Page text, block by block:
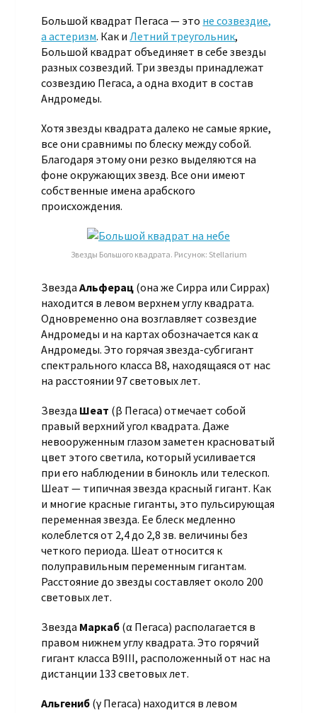
Большой квадрат Пегаса — это не созвездие,
а астеризм. Как иЛетний треугольник,
Большой квадрат объединяет в себе звезды
разных созвездий. Три звезды принадлежат
созвездию Пегаса, а одна входит в состав
Андромеды.
Хотя звезды квадрата далеко не самые яркие,
все они сравнимы по блеску между собой.
Благодаря этому они резко выделяются на
фоне окружающих звезд. Все они имеют
собственные имена арабского
происхождения.
Звезды Большого квадрата. Рисунок: Stellarium
ЗвездаАльферац (она же Сирра или Сиррах)
находится в левом верхнем углу квадрата.
Одновременно она возглавляет созвездие
Андромеды и на картах обозначается как α
Андромеды. Это горячая звезда-субгигант
спектрального класса B8, находящаяся от нас
на расстоянии 97 световых лет.
Звезда Шеат (β Пегаса) отмечает собой
правый верхний угол квадрата. Даже
невооруженным глазом заметен красноватый
цвет этого светила, который усиливается
при его наблюдении в бинокль или телескоп.
Шеат — типичная звезда красный гигант. Как
и многие красные гиганты, это пульсирующая
переменная звезда. Ее блеск медленно
колеблется от 2,4 до 2,8 зв. величины без
четкого периода. Шеат относится к
полуправильным переменным гигантам.
Расстояние до звезды составляет около 200
световых лет.
Звезда Маркаб (α Пегаса) располагается в
правом нижнем углу квадрата. Это горячий
гигант класса B9III, расположенный от нас на
дистанции 133 световых лет.
Альгениб (γ Пегаса) находится в левом